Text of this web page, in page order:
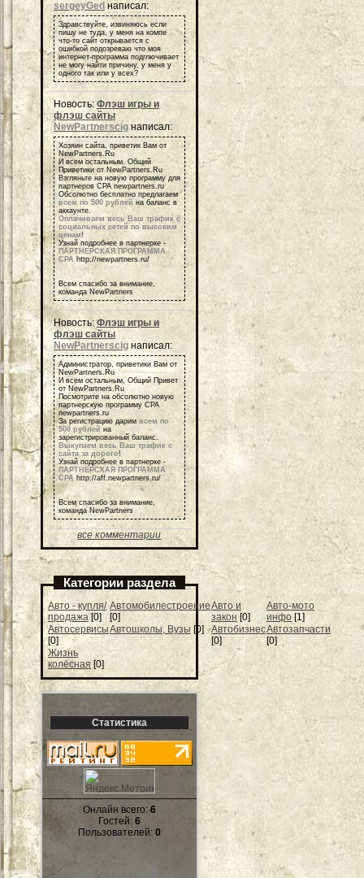
sergeyGed написал:
Здравствуйте, извиняюсь если
пишу не туда, у меня на компе
что-то сайт открывается с
ошибкой подозреваю что моя
интернет-программа подглючивает
не могу найти причину, у меня у
одного так или у всех?
Новость: Флэш игры и
флэш сайты
NewPartnerscig написал:
Хозяин сайта, приветик Вам от
NewPartners.Ru
И всем остальным, Общий
Приветики от NewPartners.Ru
Взгляньте на новую программу для
партнеров СРА newpartners.ru
Обсолютно бесплатно предлагаем
всем по 500 рублей на баланс в
аккаунте.
Оплачиваем весь Ваш трафик с
социальных сетей по высоким
ценам!
Узнай подробнее в партнерке -
ПАРТНЕРСКАЯ ПРОГРАММА
СРА http://newpartners.ru/
Всем спасибо за внимание,
команда NewPartners
Новость:Флэш игры и
флэш сайты
NewPartnerscig написал:
Администратор, приветики Вам от
NewPartners.Ru
И всем остальным, Общий Привет
от NewPartners.Ru
Посмотрите на обсолютно новую
партнерскую программу СРА
newpartners.ru
За регистрацию дарим всем по
500 рублей на
зарегистрированный баланс.
Выкупаем весь Ваш трафик с
сайта за дорого!
Узнай подробнее в партнерке -
ПАРТНЕРСКАЯ ПРОГРАММА
СРА http://aff.newpartners.ru/
Всем спасибо за внимание,
команда NewPartners
все комментарии
Категории раздела
Авто - купля/
продажа [0]
Автомобилестроение
[0]
Авто и
закон [0]
Авто-мото
инфо [1]
Автосервисы
[0]
Автошколы, Вузы [0]
Автобизнес
[0]
Автозапчасти
[0]
Жизнь
колёсная [0]
Статистика
Онлайн всего: 6
Гостей: 6
Пользователей: 0